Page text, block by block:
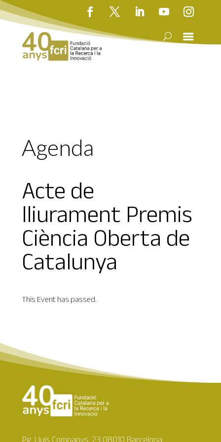
Agenda
Acte de
lliurament Premis
Ciència Oberta de
Catalunya
This Event has passed.
Pg. Lluís Companys, 23 08010 Barcelona